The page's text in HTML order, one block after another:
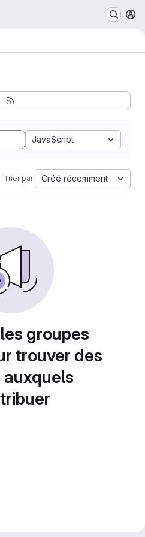
JavaScript
Trier par: Créé récemment
groupes
trouver des